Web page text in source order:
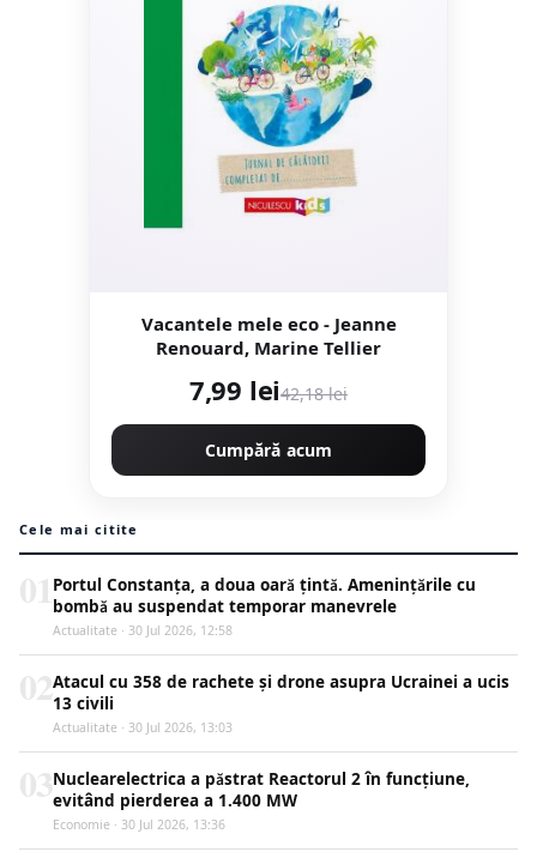
Vacantele mele eco - Jeanne
Renouard, Marine Tellier
7,99 lei42,18 lei
Cumpără acum
Cele mai citite
Portul Constanța, a doua oară țintă. Amenințările cu
bombă au suspendat temporar manevrele
Actualitate · 30 Jul 2026, 12:58
Atacul cu 358 de rachete și drone asupra Ucrainei a ucis
13 civili
Actualitate · 30 Jul 2026, 13:03
Nuclearelectrica a păstrat Reactorul 2 în funcțiune,
evitând pierderea a 1.400 MW
Economie · 30 Jul 2026, 13:36